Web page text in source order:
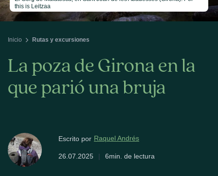
Inicio Rutas y excursiones
La poza de Girona en la
que parió una bruja
Escrito por Raquel Andrés
26.07.2025 | 6min. de lectura
this is Leitzaa